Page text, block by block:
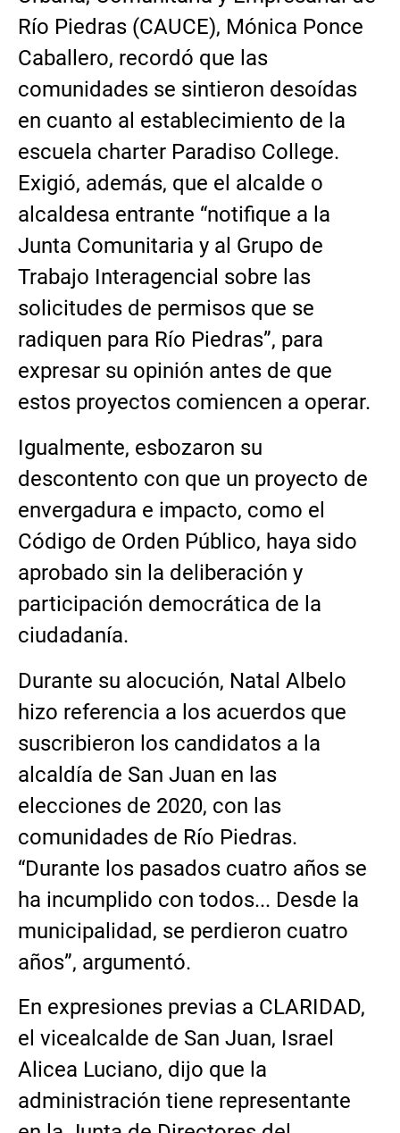
Río Piedras (CAUCE), Mónica Ponce
Caballero, recordó que las
comunidades se sintieron desoídas
en cuanto al establecimiento de la
escuela charter Paradiso College.
Exigió, además, que el alcalde o
alcaldesa entrante “notifique a la
Junta Comunitaria y al Grupo de
Trabajo Interagencial sobre las
solicitudes de permisos que se
radiquen para Río Piedras”, para
expresar su opinión antes de que
estos proyectos comiencen a operar.
Igualmente, esbozaron su
descontento con que un proyecto de
envergadura e impacto, como el
Código de Orden Público, haya sido
aprobado sin la deliberación y
participación democrática de la
ciudadanía.
Durante su alocución, Natal Albelo
hizo referencia a los acuerdos que
suscribieron los candidatos a la
alcaldía de San Juan en las
elecciones de 2020, con las
comunidades de Río Piedras.
“Durante los pasados cuatro años se
ha incumplido con todos... Desde la
municipalidad, se perdieron cuatro
años”, argumentó.
En expresiones previas a CLARIDAD,
el vicealcalde de San Juan, Israel
Alicea Luciano, dijo que la
administración tiene representante